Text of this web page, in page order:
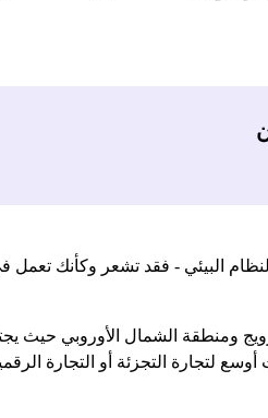
البيئي - فقد تشعر وكأنك
ومنطقة الشمال الأوروبي حيث
لتجارة التجزئة أو التجارة